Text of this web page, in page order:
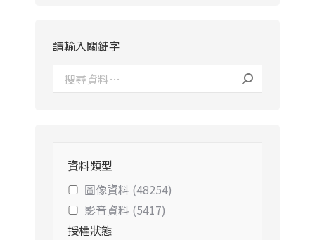
請輸入關鍵字
資料類型
圖像資料 (48254)
影音資料 (5417)
授權狀態